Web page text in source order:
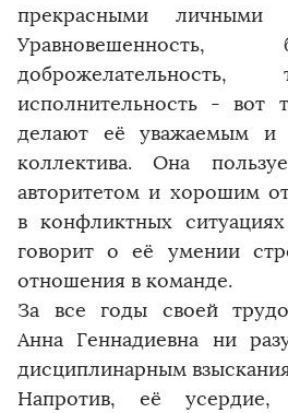
прекрасными личными
Уравновешенность,
исполнительность - вот
делают её уважаемым
коллектива. Она
авторитетом и хорошим
в конфликтных
говорит о её умении
отношения в команде.
За все годы своей
Анна Геннадиевна ни
дисциплинарным
Напротив, её усердие,